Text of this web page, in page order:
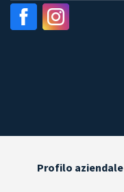
Profilo aziendale